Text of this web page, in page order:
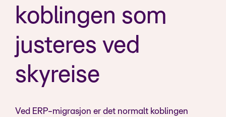
koblingen som
justeres ved
skyreise
Ved ERP-migrasjon er det normalt koblingen